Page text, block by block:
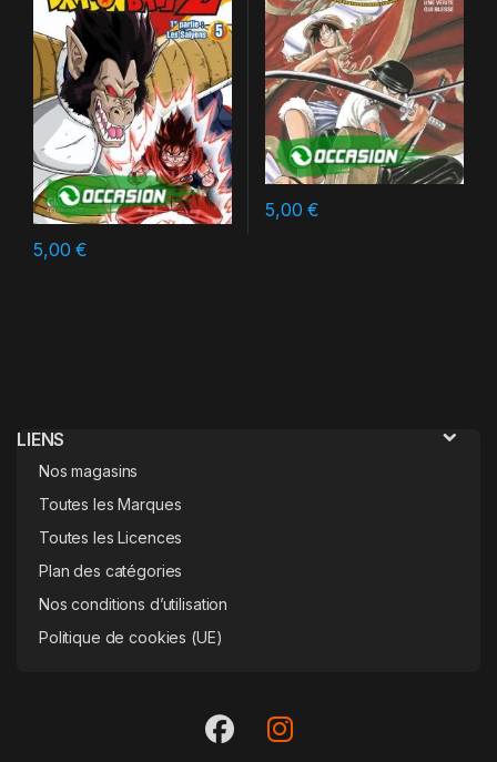
5,00€
5,00€
LIENS
Nos magasins
Toutes les Marques
Toutes les Licences
Plan des catégories
Nos conditions d’utilisation
Politique de cookies (UE)